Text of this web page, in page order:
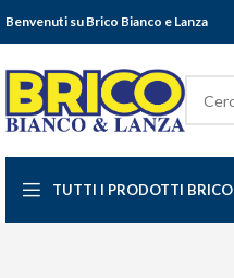
Benvenuti su Brico Bianco e Lanza
TUTTI I PRODOTTI BRICO